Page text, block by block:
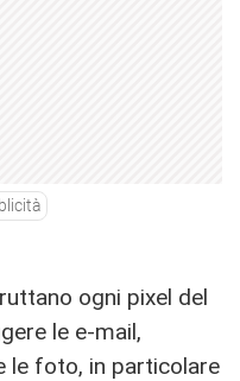
ogni pixel del
le e-mail,
le foto, in particolare